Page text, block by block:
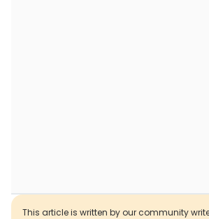
This article is written by our community